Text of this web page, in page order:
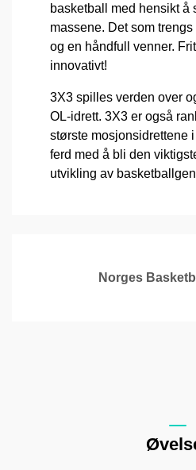
basketball med hensikt å
massene. Det som trengs
og en håndfull venner.
innovativt!
3X3 spilles verden over
OL-idrett. 3X3 er også
største mosjonsidrettene
ferd med å bli den
utvikling av
Norges